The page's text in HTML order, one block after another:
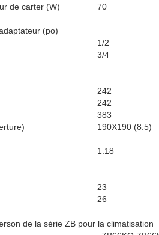
de carter (W)
70
(po)
1/2
3/4
242
242
383
190X190 (8.5)
1.18
23
26
de la série ZB pour la climatisation